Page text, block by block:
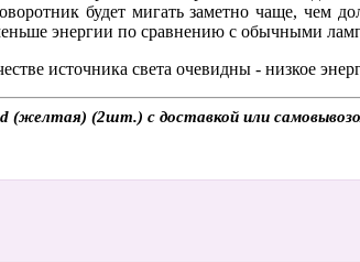
будет мигать заметно чаще, чем
энергии по сравнению с обычными
источника света очевидны - низкое
(желтая) (2шт.) с доставкой или